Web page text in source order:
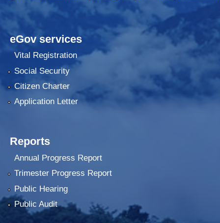
eGov services
Vital Registration
Social Security
Citizen Charter
Application Letter
Reports
Annual Progress Report
Trimester Progress Report
Public Hearing
Public Audit